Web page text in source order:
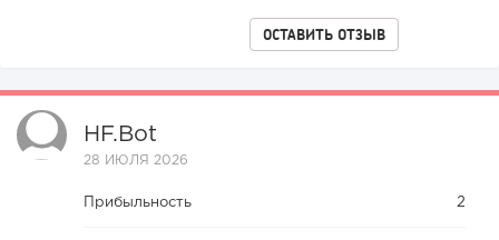
ОСТАВИТЬ ОТЗЫВ
HF.bot
28 ИЮЛЯ 2026
Прибыльность 2